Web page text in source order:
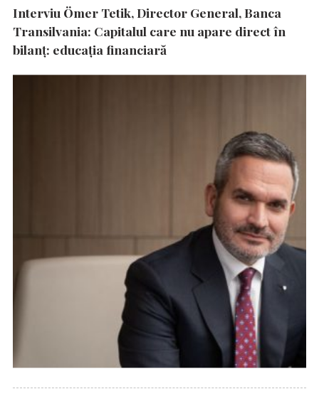
Interviu Ömer Tetik, Director General, Banca
Transilvania: Capitalul care nu apare direct în
bilanț: educația financiară